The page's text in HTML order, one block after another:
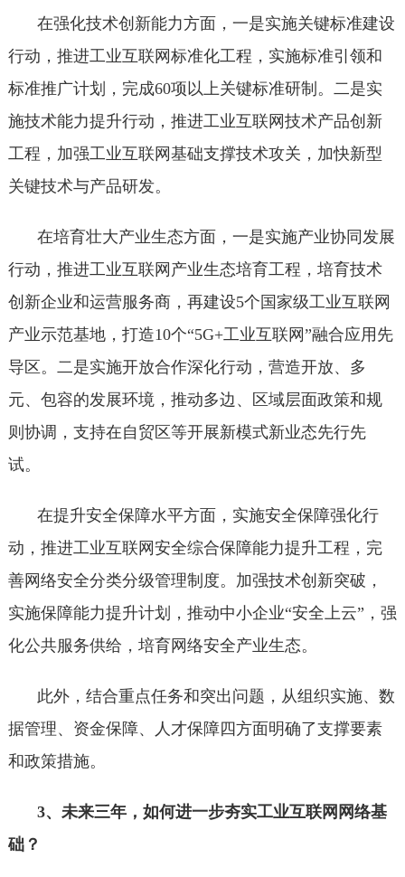
在强化技术创新能力方面，一是实施关键标准建设
行动，推进工业互联网标准化工程，实施标准引领和
标准推广计划，完成60项以上关键标准研制。二是实
施技术能力提升行动，推进工业互联网技术产品创新
工程，加强工业互联网基础支撑技术攻关，加快新型
关键技术与产品研发。
在培育壮大产业生态方面，一是实施产业协同发展
行动，推进工业互联网产业生态培育工程，培育技术
创新企业和运营服务商，再建设5个国家级工业互联网
产业示范基地，打造10个“5G+工业互联网”融合应用先
导区。二是实施开放合作深化行动，营造开放、多
元、包容的发展环境，推动多边、区域层面政策和规
则协调，支持在自贸区等开展新模式新业态先行先
试。
在提升安全保障水平方面，实施安全保障强化行
动，推进工业互联网安全综合保障能力提升工程，完
善网络安全分类分级管理制度。加强技术创新突破，
实施保障能力提升计划，推动中小企业“安全上云”，强
化公共服务供给，培育网络安全产业生态。
此外，结合重点任务和突出问题，从组织实施、数
据管理、资金保障、人才保障四方面明确了支撑要素
和政策措施。
3、未来三年，如何进一步夯实工业互联网网络基
础？